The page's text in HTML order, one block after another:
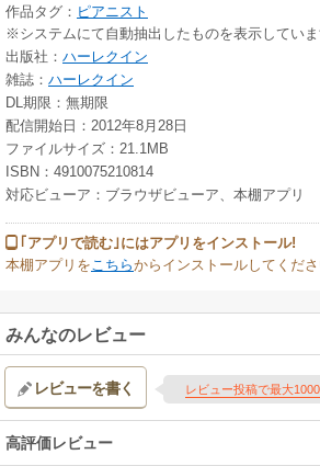
作品タグ： ピアニスト
※システムにて自動抽出したものを表示してい
出版社： ハーレクイン
雑誌： ハーレクイン
DL期限：無期限
配信開始日：2012年8月28日
ファイルサイズ：21.1MB
ISBN：4910075210814
対応ビューア：ブラウザビューア、本棚アプリ
｢アプリで読む｣にはアプリをインストール!
本棚アプリをこちらからインストールしてくだ
みんなのレビュー
レビューを書く レビュー投稿で最大
高評価レビュー